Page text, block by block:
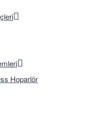
Hoparlör